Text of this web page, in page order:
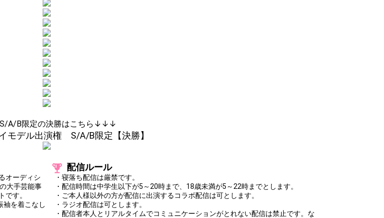
You can post comments. Please refrain from posting comments that may offend performers or
other users.
Close
A/B限定の決勝はこちら↓↓↓
モデル出演権 S/A/B限定【決勝】
オーディシ
大手芸能事
です。
袖を着こなし
配信ルール
・寝落ち配信は厳禁です。
・配信時間は中学生以下が5～20時まで、18歳未満が5～22時までとします。
・ご本人様以外の方が配信に出演するコラボ配信は可とします。
・ラジオ配信は可とします。
・配信者本人とリアルタイムでコミュニケーションがとれない配信は禁止です。な